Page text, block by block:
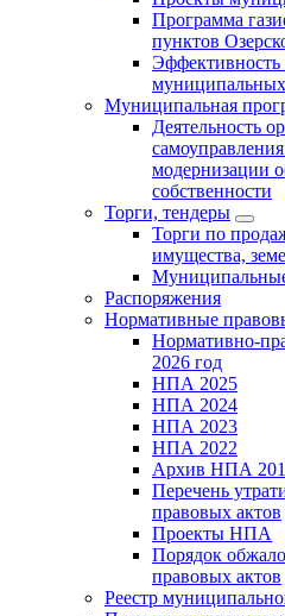
Программа
пунктов
Муниципальная
Деятельность
модернизации
собственности
Торги, тендеры
Торги по
имущества,
Распоряжения
Нормативные
Нормативно-
2026 год
НПА 2025
НПА 2024
НПА 2023
НПА 2022
Архив НПА
Перечень
правовых актов
Проекты НПА
Порядок
правовых актов
Реестр